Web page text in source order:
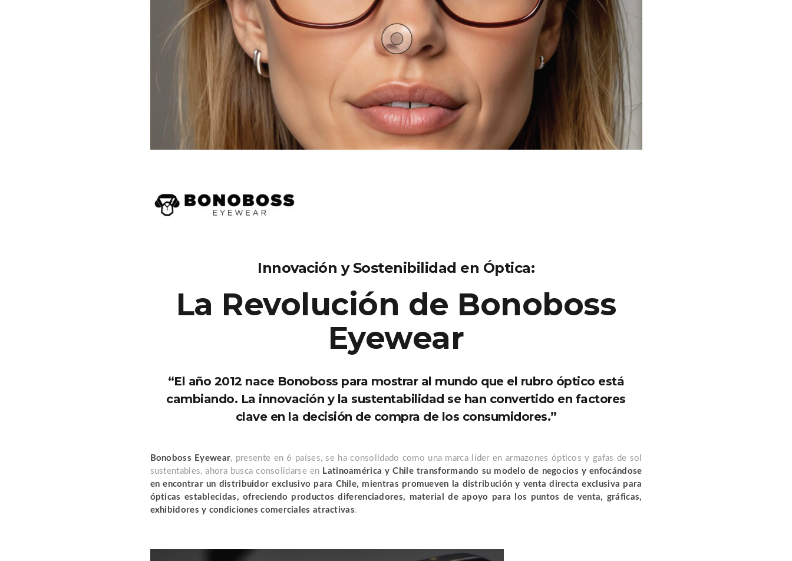
Innovación y Sostenibilidad en Óptica:
La Revolución de Bonoboss
Eyewear
“El año 2012 nace Bonoboss para mostrar al mundo que el rubro óptico está
cambiando. La innovación y la sustentabilidad se han convertido en factores
clave en la decisión de compra de los consumidores.”
Bonoboss Eyewear, presente en 6 países, se ha consolidado como una marca líder en armazones ópticos y gafas de sol
sustentables, ahora busca consolidarse en Latinoamérica y Chile transformando su modelo de negocios y enfocándose
en encontrar un distribuidor exclusivo para Chile, mientras promueven la distribución y venta directa exclusiva para
ópticas establecidas, ofreciendo productos diferenciadores, material de apoyo para los puntos de venta, gráficas,
exhibidores y condiciones comerciales atractivas.